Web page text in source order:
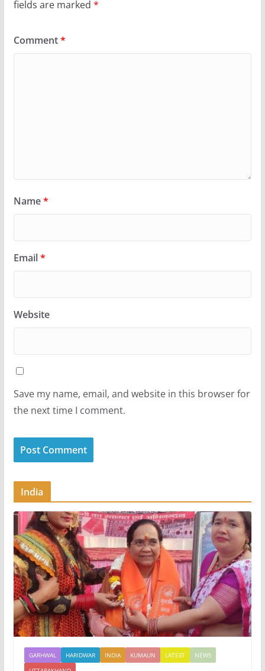
fields are marked *
Comment*
Name*
Email*
Website
Save my name, email, and website in this browser for
the next time I comment.
India
GARHWAL HARIDWAR INDIA KUMAUN LATEST
NEWS